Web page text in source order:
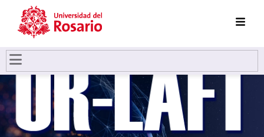
Pasar al contenido principal